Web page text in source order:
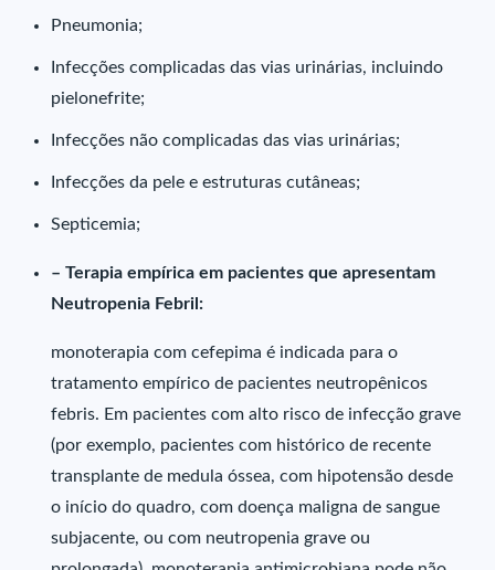
Pneumonia;
Infecções complicadas das vias urinárias, incluindo
pielonefrite;
Infecções não complicadas das vias urinárias;
Infecções da pele e estruturas cutâneas;
Septicemia;
– Terapia empírica em pacientes que apresentam
Neutropenia Febril:
monoterapia com cefepima é indicada para o
tratamento empírico de pacientes neutropênicos
febris. Em pacientes com alto risco de infecção grave
(por exemplo, pacientes com histórico de recente
transplante de medula óssea, com hipotensão desde
o início do quadro, com doença maligna de sangue
subjacente, ou com neutropenia grave ou